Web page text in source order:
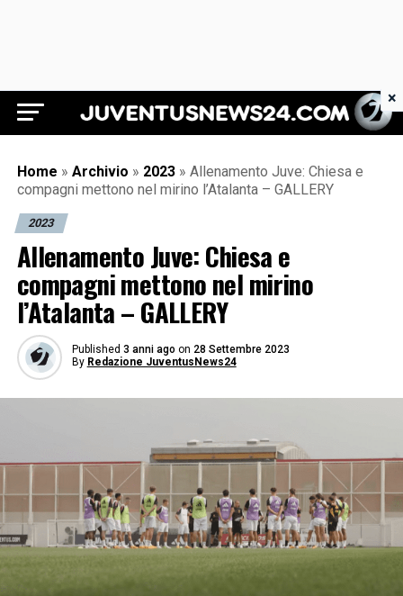
Juventus News 24
Home » Archivio » 2023 » Allenamento Juve: Chiesa e
compagni mettono nel mirino l’Atalanta – GALLERY
2023
Allenamento Juve: Chiesa e
compagni mettono nel mirino
l’Atalanta – GALLERY
Published 3 anni ago on 28 Settembre 2023
By Redazione JuventusNews24
×